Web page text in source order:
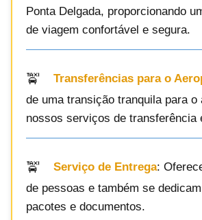
Ponta Delgada, proporcionando
de viagem confortável e segura.
Transferências para o
de uma transição tranquila para o
nossos serviços de transferência
Serviço de Entrega:
de pessoas e também se
pacotes e documentos.